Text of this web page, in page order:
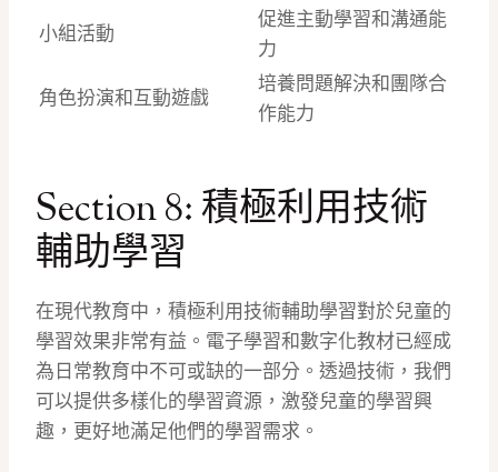
小組活動
促進主動學習和溝通能
力
角色扮演和互動遊戲
培養問題解決和團隊合
作能力
Section 8: 積極利用技術
輔助學習
在現代教育中，積極利用技術輔助學習對於兒童的
學習效果非常有益。電子學習和數字化教材已經成
為日常教育中不可或缺的一部分。透過技術，我們
可以提供多樣化的學習資源，激發兒童的學習興
趣，更好地滿足他們的學習需求。